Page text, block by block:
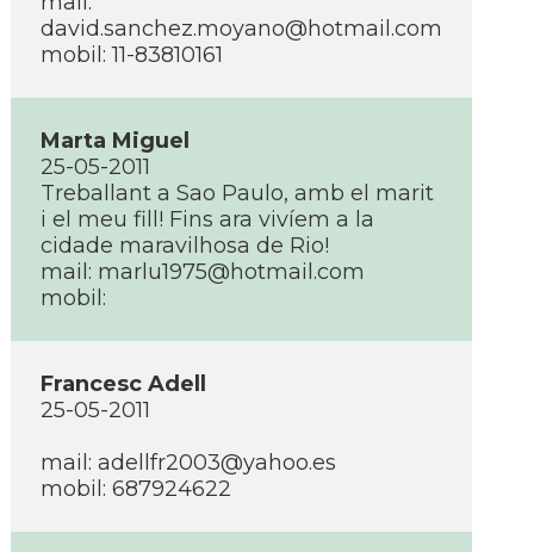
david.sanchez.moyano@hotmail.com
mobil: 11-83810161
Marta Miguel
25-05-2011
Treballant a Sao Paulo, amb el marit
i el meu fill! Fins ara viví­em a la
cidade maravilhosa de Rio!
mail: marlu1975@hotmail.com
mobil:
Francesc Adell
25-05-2011
mail: adellfr2003@yahoo.es
mobil: 687924622